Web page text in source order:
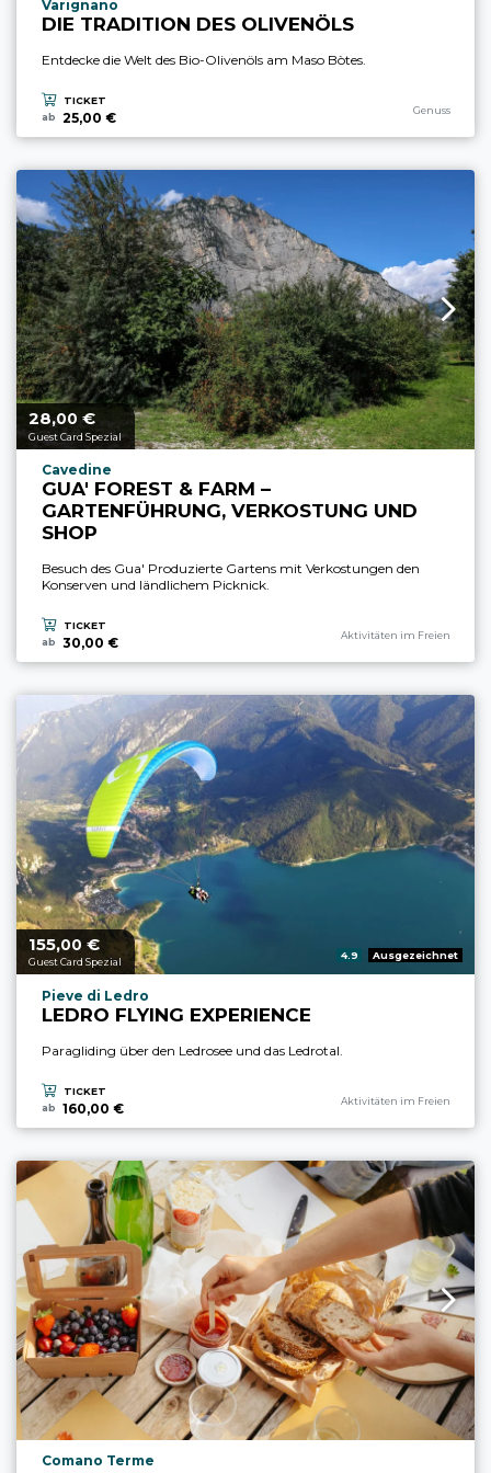
aria.experience_location_prefix
Varignano
DIE TRADITION DES OLIVENÖLS
Entdecke die Welt des Bio-Olivenöls am Maso Bòtes.
TICKET
ab
25,00 € Genuss
aria.price_from_prefix
28,00 €
Guest Card Spezial
aria.experience_location_prefix
Cavedine
GUA' FOREST & FARM –
GARTENFÜHRUNG, VERKOSTUNG UND
SHOP
Besuch des Gua' Produzierte Gartens mit Verkostungen den
Konserven und ländlichem Picknick.
TICKET
ab
30,00 € Aktivitäten im Freien
aria.price_from_prefix
155,00 €
Guest Card Spezial
aria.rating_prefix:
4.9 Ausgezeichnet
aria.experience_location_prefix
Pieve di Ledro
LEDRO FLYING EXPERIENCE
Paragliding über den Ledrosee und das Ledrotal.
TICKET
ab
160,00 € Aktivitäten im Freien
aria.experience_location_prefix
Comano Terme